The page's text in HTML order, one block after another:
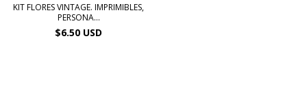
KIT FLORES VINTAGE. IMPRIMIBLES,
PERSONA...
$6.50 USD